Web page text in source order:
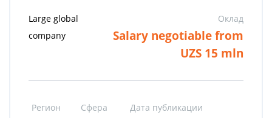
Large global
company
Оклад
Salary negotiable from
UZS 15 mln
Регион Сфера
Дата публикации